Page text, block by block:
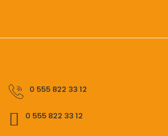
0 555 822 33 12
0 555 822 33 12